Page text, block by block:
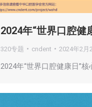
2024年“世界口腔健
320专题 cndent 2024年2月
2024年“世界口腔健康日”